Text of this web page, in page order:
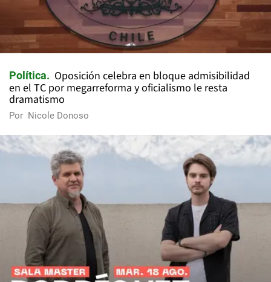
Política
Oposición celebra en bloque admisibilidad
en el TC por megarreforma y oficialismo le resta
dramatismo
Por Nicole Donoso